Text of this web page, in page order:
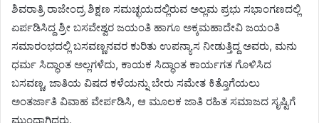
ಶಿವರಾತ್ರಿ ರಾಜೇಂದ್ರ ಶಿಕ್ಷಣ ಸಮಚ್ಛಯದಲ್ಲಿರುವ ಅಲ್ಲಮ ಪ್ರಭು ಸಭಾಂಗಣದಲ್ಲಿ
ಏರ್ಪಡಿಸಿದ್ದ ಶ್ರೀ ಬಸವೇಶ್ವರ ಜಯಂತಿ ಹಾಗೂ ಅಕ್ಕಮಹಾದೇವಿ ಜಯಂತಿ
ಸಮಾರಂಭದಲ್ಲಿ ಬಸವಣ್ಣನವರ ಕುರಿತು ಉಪನ್ಯಾಸ ನೀಡುತ್ತಿದ್ದ ಅವರು, ಮನು
ಧರ್ಮ ಸಿದ್ಧಾಂತ ಅಲ್ಲಗಳೆದು, ಕಾಯಕ ಸಿದ್ಧಾಂತ ಕಾರ್ಯಗತ ಗೊಳಿಸಿದ
ಬಸವಣ್ಣ, ಜಾತಿಯ ವಿಷದ ಕಳೆಯನ್ನು ಬೇರು ಸಮೇತ ಕಿತ್ತೊಗೆಯಲು
ಅಂತರ್ಜಾತಿ ವಿವಾಹ ವೇರ್ಪಡಿಸಿ, ಆ ಮೂಲಕ ಜಾತಿ ರಹಿತ ಸಮಾಜದ ಸೃಷ್ಟಿಗೆ
ಮುಂದಾಗಿದ್ದರು.